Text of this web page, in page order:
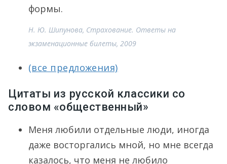
формы.
Н. Ю. Шипунова, Страхование. Ответы на
экзаменационные билеты, 2009
(все предложения)
Цитаты из русской классики со
словом «общественный»
Меня любили отдельные люди, иногда
даже восторгались мной, но мне всегда
казалось, что меня не любило